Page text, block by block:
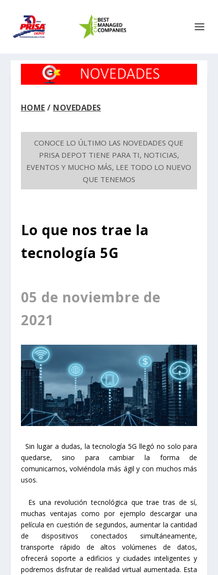
HOME / NOVEDADES
CONOCE LO ÚLTIMO LAS NOVEDADES QUE
PRISA DEPOT TIENE PARA TI, NOTICIAS,
EVENTOS Y MUCHO MÁS, LEE TODO LO NUEVO
QUE TENEMOS
Lo que nos trae la
tecnología 5G
05 de noviembre de
2021
Sin lugar a dudas, la tecnología 5G llegó no solo para
quedarse, sino para cambiar la forma de
comunicarnos, volviéndola más ágil y con muchos más
usos.
Es una revolución tecnológica que trae tras de sí,
muchas ventajas como por ejemplo descargar una
película en cuestión de segundos, aumentar la cantidad
de dispositivos conectados simultáneamente,
transporte rápido de altos volúmenes de datos,
ofrecerá soporte a edificios y ciudades inteligentes y
podremos disfrutar de realidad virtual aumentada. Esta